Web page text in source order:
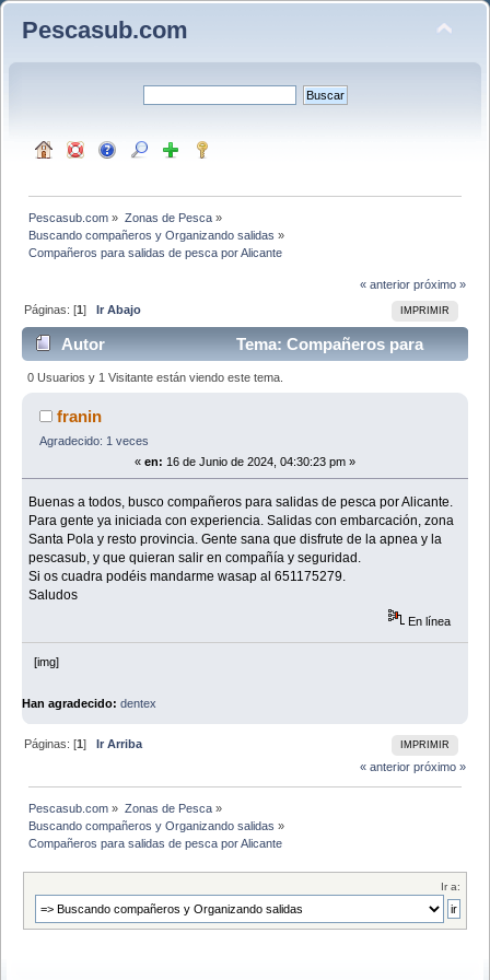
Pescasub.com
Pescasub.com » Zonas de Pesca»
Buscando compañeros y Organizando salidas »
Compañeros para salidas de pesca por Alicante
« anterior próximo »
IMPRIMIR
Páginas: [1]Ir Abajo
Autor
Tema: Compañeros para
salidas de pesca por Alicante (Leído 4573 veces)
0 Usuarios y 1 Visitante están viendo este tema.
franin
Agradecido: 1 veces
« en: 16 de Junio de 2024, 04:30:23 pm »
Buenas a todos, busco compañeros para salidas de pesca por Alicante.
Para gente ya iniciada con experiencia. Salidas con embarcación, zona
Santa Pola y resto provincia. Gente sana que disfrute de la apnea y la
pescasub, y que quieran salir en compañía y seguridad.
Si os cuadra podéis mandarme wasap al 651175279.
Saludos
En línea
[img]
Han agradecido: dentex
IMPRIMIR
Páginas: [1]Ir Arriba
« anterior próximo »
Pescasub.com » Zonas de Pesca»
Buscando compañeros y Organizando salidas »
Compañeros para salidas de pesca por Alicante
Ir a: